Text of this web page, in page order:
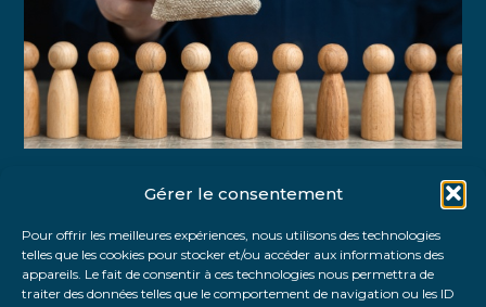
Gérer le consentement
Pour offrir les meilleures expériences, nous utilisons des technologies
telles que les cookies pour stocker et/ou accéder aux informations des
appareils. Le fait de consentir à ces technologies nous permettra de
traiter des données telles que le comportement de navigation ou les ID
FaceBook
TwitterLinkedIn